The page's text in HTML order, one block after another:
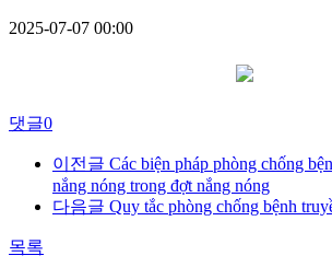
2025-07-07 00:00
댓글0
이전글 Các biện pháp phòng chống
nắng nóng trong đợt nắng nóng
다음글 Quy tắc phòng chống bệnh
목록